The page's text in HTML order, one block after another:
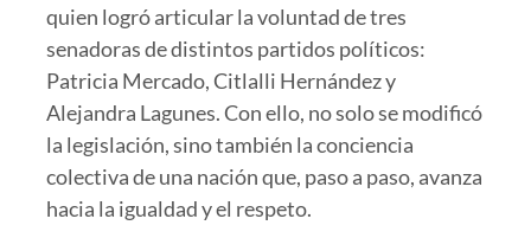
quien logró articular la voluntad de tres
senadoras de distintos partidos políticos:
Patricia Mercado, Citlalli Hernández y
Alejandra Lagunes. Con ello, no solo se modificó
la legislación, sino también la conciencia
colectiva de una nación que, paso a paso, avanza
hacia la igualdad y el respeto.